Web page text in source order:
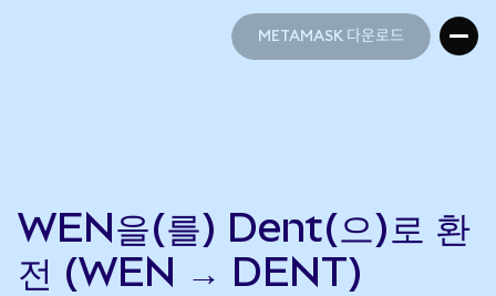
METAMASK 다운로드
WEN을(를) Dent(으)로 환
전 (WEN → DENT)